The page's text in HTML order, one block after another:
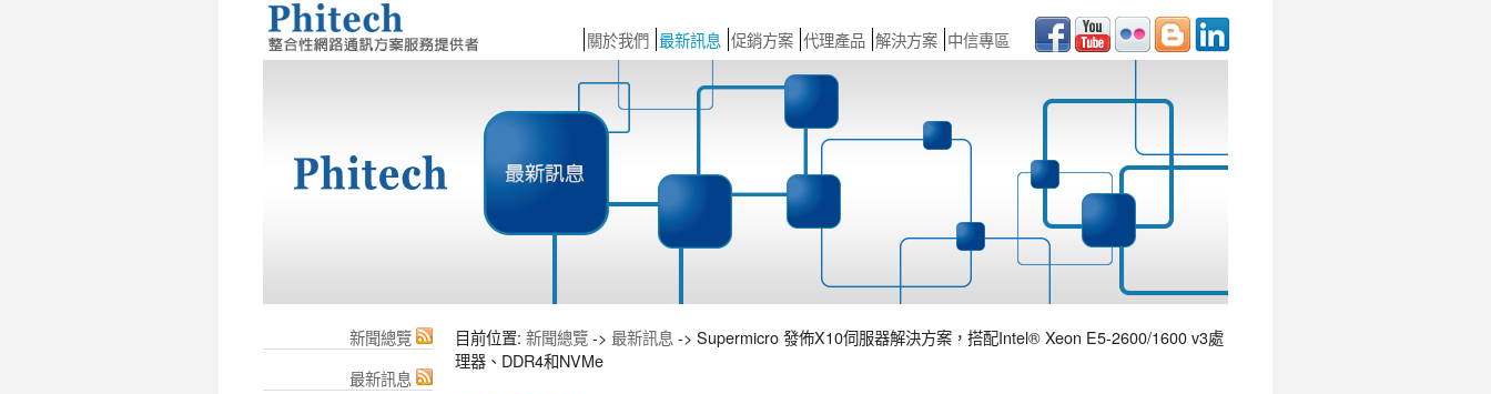
關於我們 最新訊息 促銷方案 代理產品 解決方案 中信專區
新聞總覽
最新訊息
目前位置: 新聞總覽-> 最新訊息 -> Supermicro 發佈X10伺服器解決方案，搭配Intel® Xeon E5-2600/1600 v3處
理器、DDR4和NVMe